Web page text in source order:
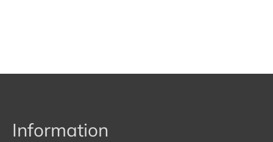
Information